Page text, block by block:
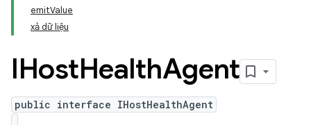
emitValue
xả dữ liệu
IHostHealthAgent
public interface IHostHealthAgent